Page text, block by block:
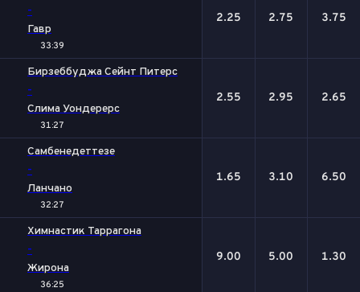
-
Гавр
33:39
2.25 2.75 3.75
Бирзеббуджа Сейнт Питерс
-
Слима Уондерерс
31:27
2.55 2.95 2.65
Самбенедеттезе
-
Ланчано
32:27
1.65 3.10 6.50
Химнастик Таррагона
-
Жирона
36:25
9.00 5.00 1.30